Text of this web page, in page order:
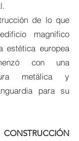
de lo que
magnífico
estética europea
con una
metálica y
para su